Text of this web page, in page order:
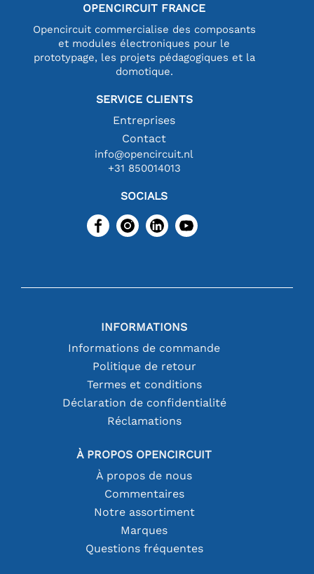
OPENCIRCUIT FRANCE
Opencircuit commercialise des composants
et modules électroniques pour le
prototypage, les projets pédagogiques et la
domotique.
SERVICE CLIENTS
Entreprises
Contact
info@opencircuit.nl
+31 850014013
SOCIALS
INFORMATIONS
Informations de commande
Politique de retour
Termes et conditions
Déclaration de confidentialité
Réclamations
À PROPOS OPENCIRCUIT
À propos de nous
Commentaires
Notre assortiment
Marques
Questions fréquentes